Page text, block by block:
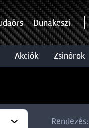
Dunakeszi
akciók zsinórok
Rendezés: